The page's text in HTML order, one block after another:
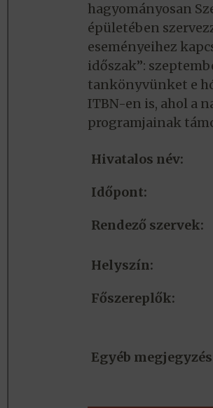
hagyományosan
épületében
eseményeihez
időszak”:
tankönyvünket e
ITBN-en is, ahol a
programjainak
Hivatalos név:
Időpont:
Rendező szervek:
Helyszín:
Főszereplők:
Egyéb